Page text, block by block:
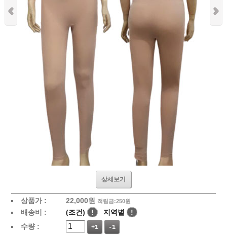
상세보기
상품가 : 22,000원 적립금:250원
배송비 : (조건) ! 지역별
!
수량 :
+1 -1